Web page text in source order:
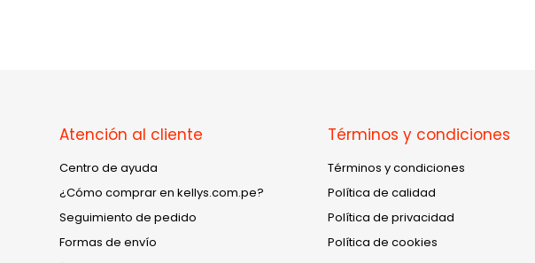
Atención al cliente
Centro de ayuda
¿Cómo comprar en kellys.com.pe?
Seguimiento de pedido
Formas de envío
Términos y condiciones
Términos y condiciones
Política de calidad
Política de privacidad
Política de cookies